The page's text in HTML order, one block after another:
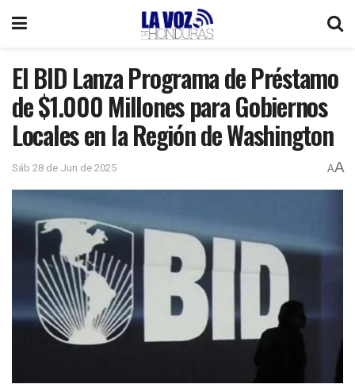
El BID Lanza Programa de Préstamo
de $1.000 Millones para Gobiernos
Locales en la Región de Washington
Sáb 28 de Jun de 2025 AA